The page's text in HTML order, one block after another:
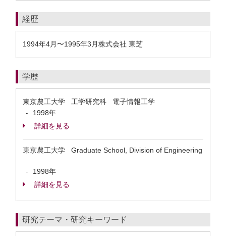
経歴
1994年4月〜1995年3月株式会社 東芝
学歴
東京農工大学 工学研究科 電子情報工学
-
1998年
詳細を見る
東京農工大学 Graduate School, Division of Engineering
-
1998年
詳細を見る
研究テーマ・研究キーワード